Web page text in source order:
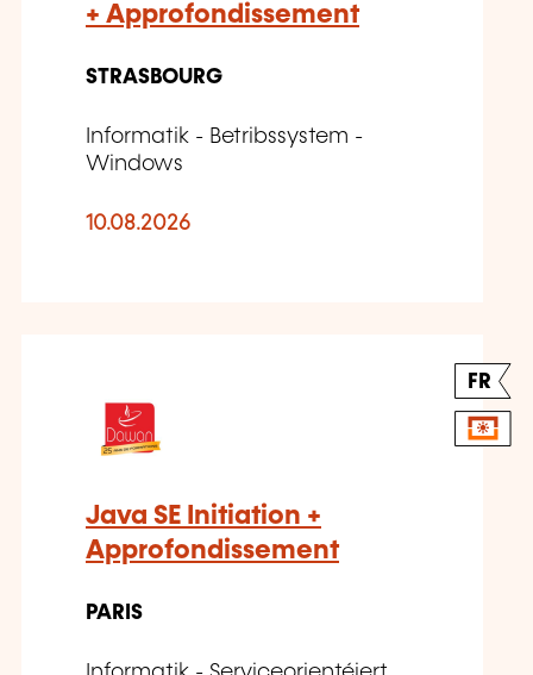
+ Approfondissement
STRASBOURG
Informatik - Betribssystem -
Windows
10.08.2026
FR
Java SE Initiation +
Approfondissement
PARIS